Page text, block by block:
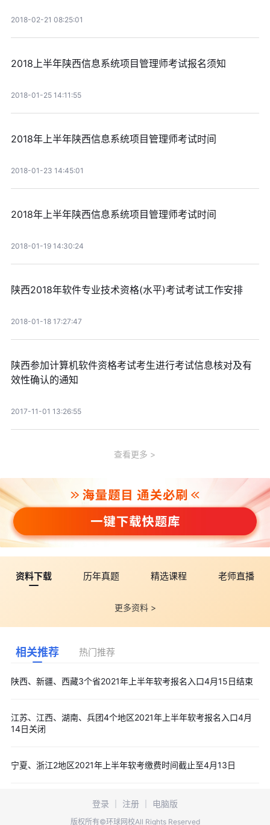
2018-02-21 08:25:01
2018上半年陕西信息系统项目管理师考试报名须知
2018-01-25 14:11:55
2018年上半年陕西信息系统项目管理师考试时间
2018-01-23 14:45:01
2018年上半年陕西信息系统项目管理师考试时间
2018-01-19 14:30:24
陕西2018年软件专业技术资格(水平)考试考试工作安排
2018-01-18 17:27:47
陕西参加计算机软件资格考试考生进行考试信息核对及有
效性确认的通知
2017-11-01 13:26:55
查看更多
资料下载 历年真题 精选课程 老师直播
更多资料 >
相关推荐 热门推荐
陕西、新疆、西藏3个省2021年上半年软考报名入口4月15日结束
江苏、江西、湖南、兵团4个地区2021年上半年软考报名入口4月
14日关闭
宁夏、浙江2地区2021年上半年软考缴费时间截止至4月13日
登录 注册 电脑版
版权所有©环球网校All Rights Reserved